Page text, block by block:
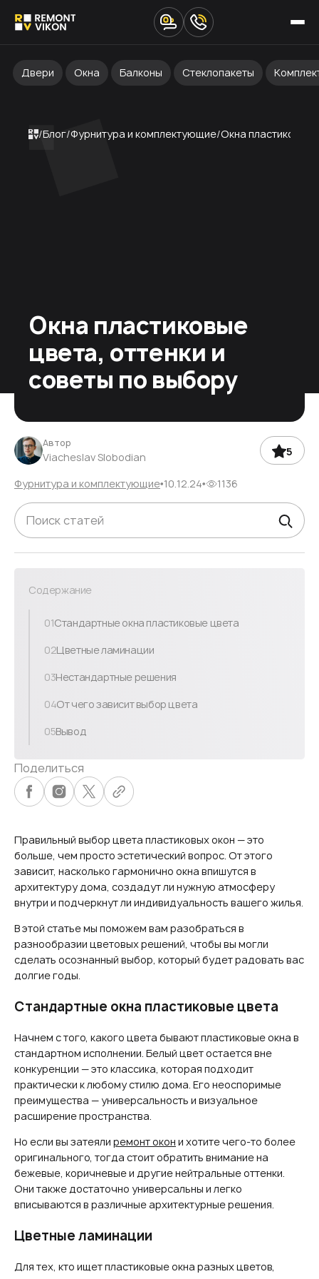
Двери Окна Балконы Стеклопакеты
Блог Фурнитура и комплектующие Окна пластиковые
Окна пластиковые
цвета, оттенки и
советы по выбору
Автор
Viacheslav Slobodian 5
Фурнитура и комплектующие 10.12.24 1136
Содержание
01Стандартные окна пластиковые цвета
02Цветные ламинации
03Нестандартные решения
04От чего зависит выбор цвета
05Вывод
Поделиться
Правильный выбор цвета пластиковых окон — это
больше, чем просто эстетический вопрос. От этого
зависит, насколько гармонично окна впишутся в
архитектуру дома, создадут ли нужную атмосферу
внутри и подчеркнут ли индивидуальность вашего жилья.
В этой статье мы поможем вам разобраться в
разнообразии цветовых решений, чтобы вы могли
сделать осознанный выбор, который будет радовать вас
долгие годы.
Стандартные окна пластиковые цвета
Начнем с того, какого цвета бывают пластиковые окна в
стандартном исполнении. Белый цвет остается вне
конкуренции — это классика, которая подходит
практически к любому стилю дома. Его неоспоримые
преимущества — универсальность и визуальное
расширение пространства.
Но если вы затеяли ремонт окон и хотите чего-то более
оригинального, тогда стоит обратить внимание на
бежевые, коричневые и другие нейтральные оттенки.
Они также достаточно универсальны и легко
вписываются в различные архитектурные решения.
Цветные ламинации
Для тех, кто ищет пластиковые окна разных цветов,